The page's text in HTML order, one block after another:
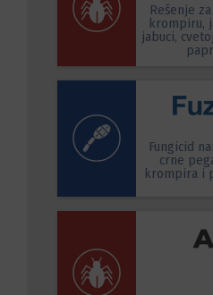
Rešenje
krompiru,
jabuci,
Fungicid
crne
krompira i